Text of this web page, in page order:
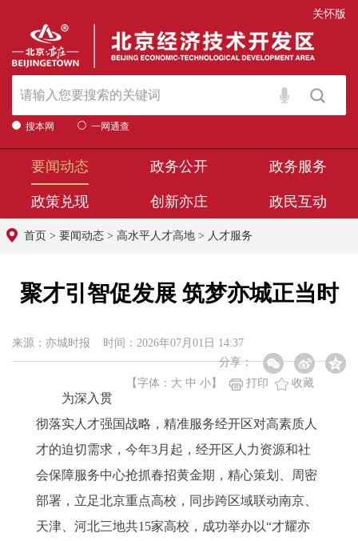
关怀版
搜本网 一网通查
要闻动态 政务公开 政务服务
政策兑现 创新亦庄 政民互动
首页 > 要闻动态 > 高水平人才高地 > 人才服务
聚才引智促发展 筑梦亦城正当时
来源：亦城时报 时间：2026年07月01日 14:37
分享：
【字体： 大 中 小 】 打印 收藏
为深入贯
彻落实人才强国战略，精准服务经开区对高素质人
才的迫切需求，今年3月起，经开区人力资源和社
会保障服务中心抢抓春招黄金期，精心策划、周密
部署，立足北京重点高校，同步跨区域联动南京、
天津、河北三地共15家高校，成功举办以“才耀亦